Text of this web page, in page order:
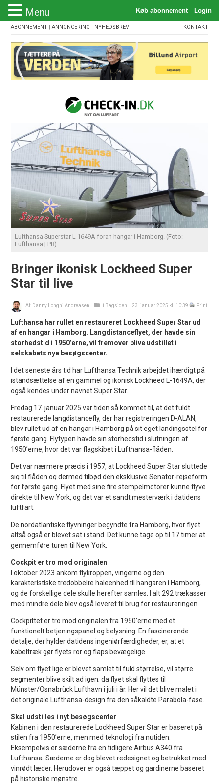
ABONNEMENT |ANNONCERING | NYHEDSBREV KONTAKT
Lufthansa Superstar L-1649A foran hangar i Hamborg. (Foto:
Lufthansa | PR)
Bringer ikonisk Lockheed Super
Star til live
Af: Danny Longhi Andreasen i Bagsiden 23. januar 2025 kl. 10:39 Print
Lufthansa har rullet en restaureret Lockheed Super Star ud
af en hangar i Hamborg. Langdistanceflyet, der havde sin
storhedstid i 1950’erne, vil fremover blive udstillet i
selskabets nye besøgscenter.
I det seneste års tid har Lufthansa Technik arbejdet ihærdigt på
istandsættelse af en gammel og ikonisk Lockheed L-1649A, der
også kendes under navnet Super Star.
Fredag 17. januar 2025 var tiden så kommet til, at det fuldt
restaurerede langdistancefly, der har registreringen D-ALAN,
blev rullet ud af en hangar i Hamborg på sit eget landingsstel for
første gang. Flytypen havde sin storhedstid i slutningen af
1950’erne, hvor det var flagskibet i Lufthansa-flåden.
Det var nærmere præcis i 1957, at Lockheed Super Star sluttede
sig til flåden og dermed tilbød den eksklusive Senator-rejseform
for første gang. Flyet med sine fire stempelmotorer kunne flyve
direkte til New York, og det var et sandt mesterværk i datidens
luftfart.
De nordatlantiske flyvninger begyndte fra Hamborg, hvor flyet
altså også er blevet sat i stand. Det kunne tage op til 17 timer at
gennemføre turen til New York.
Cockpit er tro mod originalen
I oktober 2023 ankom flykroppen, vingerne og den
karakteristiske tredobbelte haleenhed til hangaren i Hamborg,
og de forskellige dele skulle herefter samles. I alt 292 trækasser
med mindre dele blev også leveret til brug for restaureringen.
Cockpittet er tro mod originalen fra 1950’erne med et
funktionelt betjeningspanel og belysning. En fascinerende
detalje, der hylder datidens ingeniørfærdigheder, er, at et
kabeltræk gør flyets ror og flaps bevægelige.
Selv om flyet lige er blevet samlet til fuld størrelse, vil større
segmenter blive skilt ad igen, da flyet skal flyttes til
Münster/Osnabrück Lufthavn i juli i år. Her vil det blive malet i
det originale Lufthansa-design fra den såkaldte Parabola-fase.
Skal udstilles i nyt besøgscenter
Kabinen i den restaurerede Lockheed Super Star er baseret på
stilen fra 1950’erne, men med teknologi fra nutiden.
Eksempelvis er sæderne fra en tidligere Airbus A340 fra
Lufthansa. Sæderne er dog blevet redesignet og betrukket med
vinrødt læder. Herudover er også tæppet og gardinerne baseret
på historiske mønstre.
Menu